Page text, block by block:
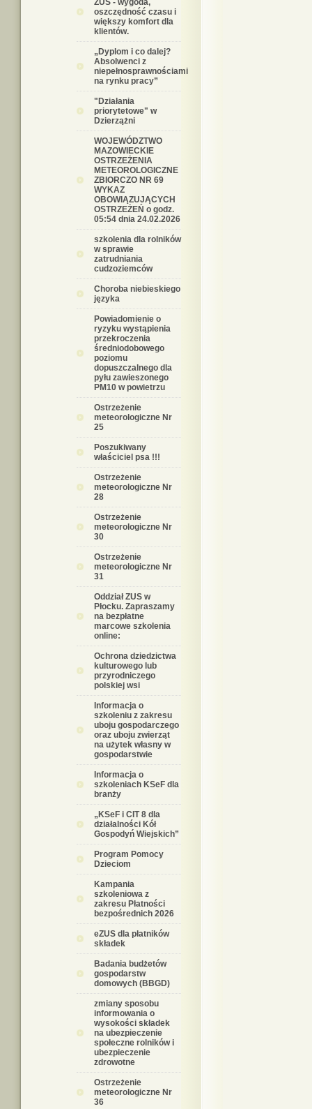
ZUS - wygoda,
oszczędność czasu i
większy komfort dla
klientów.
„Dyplom i co dalej?
Absolwenci z
niepełnosprawnościami
na rynku pracy”
"Działania
priorytetowe" w
Dzierzążni
WOJEWÓDZTWO
MAZOWIECKIE
OSTRZEŻENIA
METEOROLOGICZNE
ZBIORCZO NR 69
WYKAZ
OBOWIĄZUJĄCYCH
OSTRZEŻEŃ o godz.
05:54 dnia 24.02.2026
szkolenia dla rolników
w sprawie
zatrudniania
cudzoziemców
Choroba niebieskiego
języka
Powiadomienie o
ryzyku wystąpienia
przekroczenia
średniodobowego
poziomu
dopuszczalnego dla
pyłu zawieszonego
PM10 w powietrzu
Ostrzeżenie
meteorologiczne Nr
25
Poszukiwany
właściciel psa !!!
Ostrzeżenie
meteorologiczne Nr
28
Ostrzeżenie
meteorologiczne Nr
30
Ostrzeżenie
meteorologiczne Nr
31
Oddział ZUS w
Płocku. Zapraszamy
na bezpłatne
marcowe szkolenia
online:
Ochrona dziedzictwa
kulturowego lub
przyrodniczego
polskiej wsi
Informacja o
szkoleniu z zakresu
uboju gospodarczego
oraz uboju zwierząt
na użytek własny w
gospodarstwie
Informacja o
szkoleniach KSeF dla
branży
„KSeF i CIT 8 dla
działalności Kół
Gospodyń Wiejskich”
Program Pomocy
Dzieciom
Kampania
szkoleniowa z
zakresu Płatności
bezpośrednich 2026
eZUS dla płatników
składek
Badania budżetów
gospodarstw
domowych (BBGD)
zmiany sposobu
informowania o
wysokości składek
na ubezpieczenie
społeczne rolników i
ubezpieczenie
zdrowotne
Ostrzeżenie
meteorologiczne Nr
36